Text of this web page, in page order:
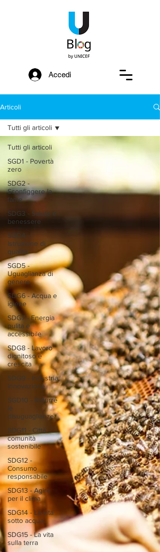
Accedi
Articoli
Tutti gli articoli
SGD1 - Povertà
zero
SDG2 -
Sconfiggere la
fame
SDG3 - Salute e
benessere
SGD4 -
Istruzione di
qualità
SGD5 -
Uguaglianza di
genere
SDG6 - Acqua e
igiene
SDG7 - Energia
pulita e
accessibile
SDG8 - Lavoro
dignitoso e
crescita
SDG9 - Industria,
innovazione
SGD10 - Ridurre
le
disuguaglianze
SDG11 - Città
comunità
sostenibile
SDG12 -
Consumo
responsabile
SDG13 - Agire
per il clima
SDG14 - La vita
sotto acqua
SDG15 - La vita
sulla terra
Tutti gli articoli